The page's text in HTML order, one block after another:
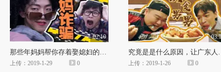
02:10
那些年妈妈帮你存着娶媳妇的红包，都去哪儿了？
上传：2019-1-29 0
究竟是是什
上传：2019-1-26 0